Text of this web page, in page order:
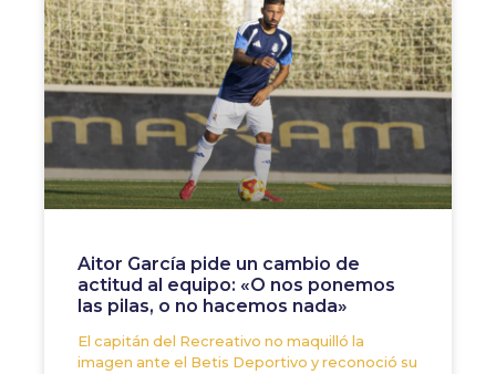
Aitor García pide un cambio de
actitud al equipo: «O nos ponemos
las pilas, o no hacemos nada»
El capitán del Recreativo no maquilló la
imagen ante el Betis Deportivo y reconoció su